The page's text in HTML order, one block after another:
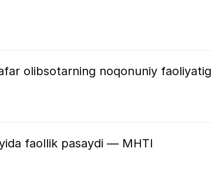
olibsotarning noqonuniy
faollik pasaydi — MHTI